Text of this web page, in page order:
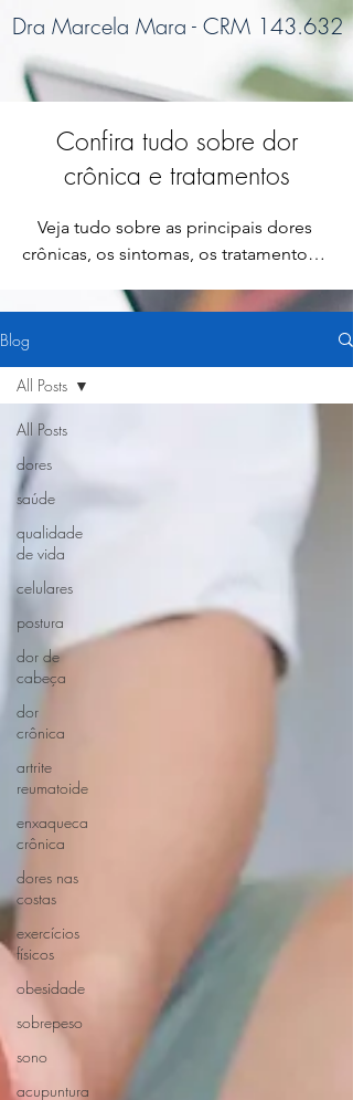
Dra Marcela Mara - CRM 143.632
Confira tudo sobre dor
crônica e tratamentos
Veja tudo sobre as principais dores
crônicas, os sintomas, os tratamentos e
vida!
Blog
All Posts
dores
saúde
qualidade
de vida
celulares
postura
dor de
cabeça
dor
crônica
artrite
reumatoide
enxaqueca
crônica
dores nas
costas
exercícios
físicos
obesidade
sobrepeso
sono
acupuntura
All Posts